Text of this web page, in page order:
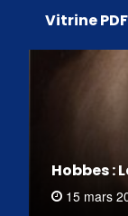
Vitrine PDF
Hobbes :
15 mars